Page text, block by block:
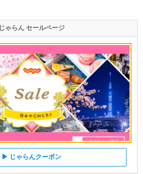
じゃらん セールページ
▶ じゃらんクーポン